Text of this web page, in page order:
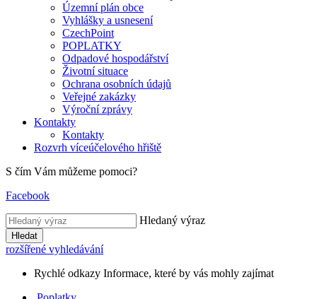
Územní plán obce
Vyhlášky a usnesení
CzechPoint
POPLATKY
Odpadové hospodářství
Životní situace
Ochrana osobních údajů
Veřejné zakázky
Výroční zprávy
Kontakty
Kontakty
Rozvrh víceúčelového hřiště
S čím Vám můžeme pomoci?
Facebook
Hledaný výraz
Hledat
rozšířené vyhledávání
Rychlé odkazy Informace, které by vás mohly zajímat